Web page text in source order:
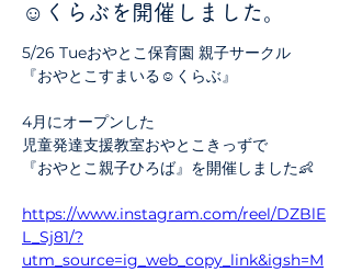
☺︎くらぶを開催しました。
5/26 Tueおやとこ保育園 親子サークル
『おやとこすまいる☺︎くらぶ』
4月にオープンした
児童発達支援教室おやとこきっずで
『おやとこ親子ひろば』を開催しました👶
https://www.instagram.com/reel/DZBlE
L_Sj81/?
utm_source=ig_web_copy_link&igsh=M